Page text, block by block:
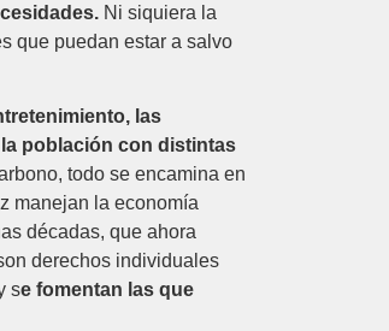
Ni siquiera la
que puedan estar a salvo
las
población con distintas
todo se encamina en
manejan la economía
décadas, que ahora
derechos individuales
se fomentan las que